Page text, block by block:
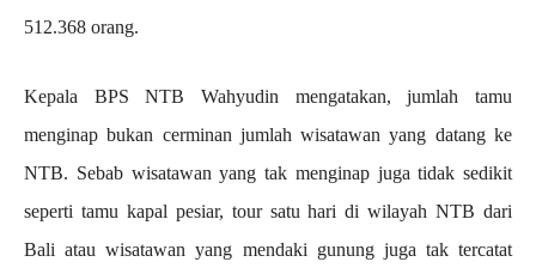
512.368 orang.
Kepala BPS NTB Wahyudin mengatakan, jumlah tamu
menginap bukan cerminan jumlah wisatawan yang datang ke
NTB. Sebab wisatawan yang tak menginap juga tidak sedikit
seperti tamu kapal pesiar, tour satu hari di wilayah NTB dari
Bali atau wisatawan yang mendaki gunung juga tak tercatat